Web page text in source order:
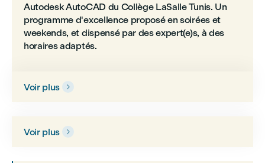
Autodesk AutoCAD du Collège LaSalle Tunis. Un
programme d'excellence proposé en soirées et
weekends, et dispensé par des expert(e)s, à des
horaires adaptés.
Voir plus 
Voir plus 